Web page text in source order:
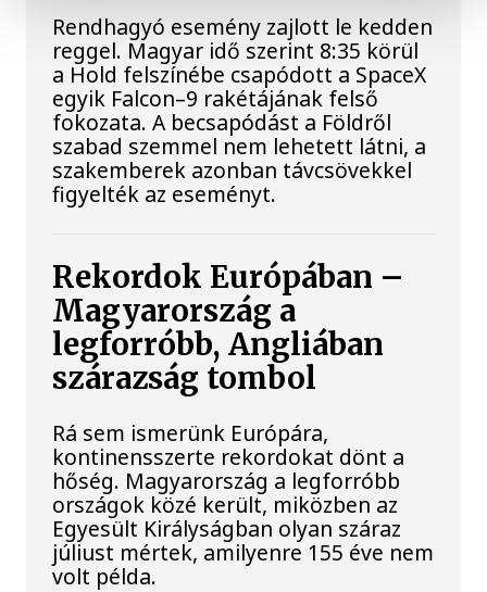
Rendhagyó esemény zajlott le kedden
reggel. Magyar idő szerint 8:35 körül
a Hold felszínébe csapódott a SpaceX
egyik Falcon–9 rakétájának felső
fokozata. A becsapódást a Földről
szabad szemmel nem lehetett látni, a
szakemberek azonban távcsövekkel
figyelték az eseményt.
Rekordok Európában –
Magyarország a
legforróbb, Angliában
szárazság tombol
Rá sem ismerünk Európára,
kontinensszerte rekordokat dönt a
hőség. Magyarország a legforróbb
országok közé került, miközben az
Egyesült Királyságban olyan száraz
júliust mértek, amilyenre 155 éve nem
volt példa.